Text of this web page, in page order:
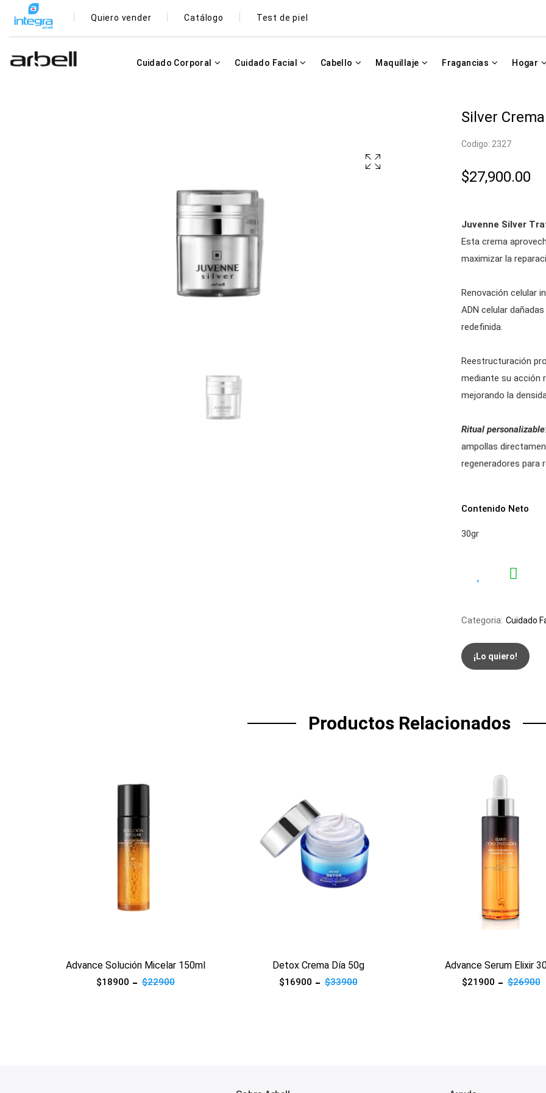
Quiero vender Catálogo Test de piel
Cuidado Corporal Cuidado Facial Cabello Maquillaje Fragancias Hogar
Silver
Codigo: 2327
$27,900.00
Juvenne Silver
Esta crema
maximizar la
Renovación celular
ADN celular
redefinida.
Reestructuración
mediante su acción
mejorando la
Ritual personalizable
ampollas
regeneradores para
Contenido Neto
30gr
Categoria: Cuidado
¡Lo quiero!
Productos Relacionados
Detox Crema Día 50g
$16900 $33900
Advance Serum Elixir 30ml
$21900 $26900
Silver Ampollas x4
$9900 $18900